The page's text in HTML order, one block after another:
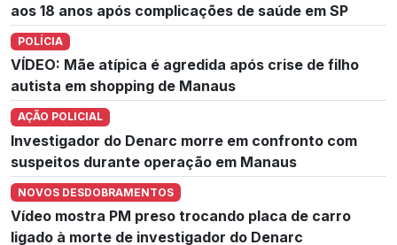
aos 18 anos após complicações de saúde em SP
POLÍCIA
VÍDEO: Mãe atípica é agredida após crise de filho
autista em shopping de Manaus
AÇÃO POLICIAL
Investigador do Denarc morre em confronto com
suspeitos durante operação em Manaus
NOVOS DESDOBRAMENTOS
Vídeo mostra PM preso trocando placa de carro
ligado à morte de investigador do Denarc